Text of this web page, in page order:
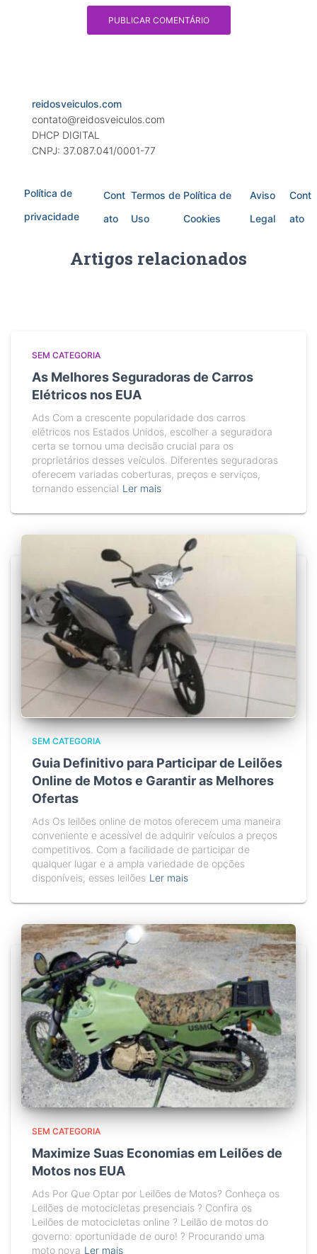
reidosveiculos.com
contato@reidosveiculos.com
DHCP DIGITAL
CNPJ: 37.087.041/0001-77
Política de
privacidade
Cont
ato
Termos de
Uso
Política de
Cookies
Aviso
Legal
Cont
ato
Artigos relacionados
SEM CATEGORIA
As Melhores Seguradoras de Carros
Elétricos nos EUA
Ads Com a crescente popularidade dos carros
elétricos nos Estados Unidos, escolher a seguradora
certa se tornou uma decisão crucial para os
proprietários desses veículos. Diferentes seguradoras
oferecem variadas coberturas, preços e serviços,
tornando essencial Ler mais
SEM CATEGORIA
Guia Definitivo para Participar de Leilões
Online de Motos e Garantir as Melhores
Ofertas
Ads Os leilões online de motos oferecem uma maneira
conveniente e acessível de adquirir veículos a preços
competitivos. Com a facilidade de participar de
qualquer lugar e a ampla variedade de opções
disponíveis, esses leilões Ler mais
SEM CATEGORIA
Maximize Suas Economias em Leilões de
Motos nos EUA
Ads Por Que Optar por Leilões de Motos? Conheça os
Leilões de motocicletas presenciais ? Confira os
Leilões de motocicletas online ? Leilão de motos do
governo: oportunidade de ouro! ? Procurando uma
moto nova Ler mais